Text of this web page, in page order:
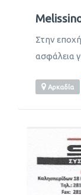
Στην
ασφάλεια
Αρκαδία